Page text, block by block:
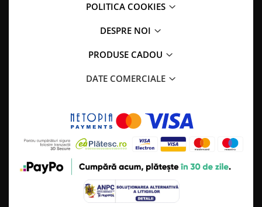
POLITICA COOKIES
DESPRE NOI
PRODUSE CADOU
DATE COMERCIALE